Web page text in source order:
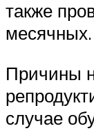
также
месячных.
Причины
случае